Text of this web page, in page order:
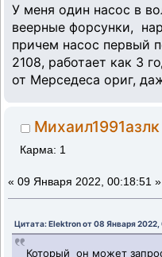
У меня один насос в
веерные форсунки,
причем насос первый
2108, работает как 3
от Мерседеса ориг,
Михаил1991азлк
Карма: 1
« 09 Января 2022, 00:18:51 »
Цитата: Elektron от 08 Января
Который он может